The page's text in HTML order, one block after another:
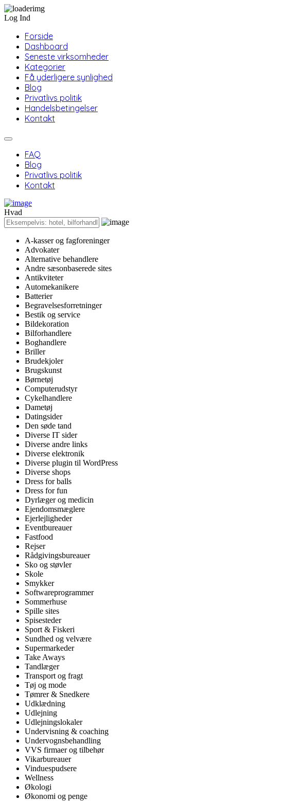
Log Ind
Forside
Dashboard
Seneste virksomheder
Kategorier
Få yderligere synlighed
Blog
Privatlivs politik
Handelsbetingelser
Kontakt
FAQ
Blog
Privatlivs politik
Kontakt
Hvad
A-kasser og fagforeninger
Advokater
Alternative behandlere
Andre sæsonbaserede sites
Antikviteter
Automekanikere
Batterier
Begravelsesforretninger
Bestik og service
Bildekoration
Bilforhandlere
Boghandlere
Briller
Brudekjoler
Brugskunst
Børnetøj
Computerudstyr
Cykelhandlere
Dametøj
Datingsider
Den søde tand
Diverse IT sider
Diverse andre links
Diverse elektronik
Diverse plugin til WordPress
Diverse shops
Dress for balls
Dress for fun
Dyrlæger og medicin
Ejendomsmæglere
Ejerlejligheder
Eventbureauer
Fastfood
Rejser
Rådgivingsbureauer
Sko og støvler
Skole
Smykker
Softwareprogrammer
Sommerhuse
Spille sites
Spisesteder
Sport & Fiskeri
Sundhed og velvære
Supermarkeder
Take Aways
Tandlæger
Transport og fragt
Tøj og mode
Tømrer & Snedkere
Udklædning
Udlejning
Udlejningslokaler
Undervisning & coaching
Undervognsbehandling
VVS firmaer og tilbehør
Vikarbureauer
Vinduespudsere
Wellness
Økologi
Økonomi og penge